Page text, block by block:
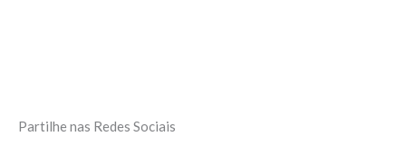
Partilhe nas Redes Sociais